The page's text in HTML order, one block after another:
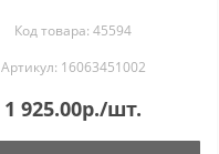
Код товара: 45594
Артикул: 16063451002
1 925.00р./шт.